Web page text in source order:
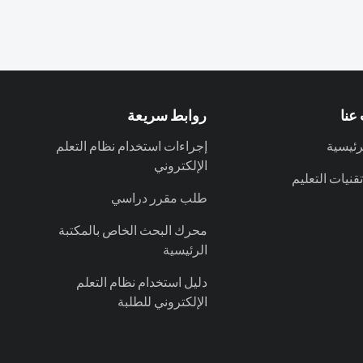
التعليم
روابط سريعة
إجراءات استخدام نظام التعلم
الإلكتروني
طلب مقرر دراسي
محرك البحث الخاص بالمكتبة
الرئيسية
دليل استخدام نظام التعلم
الإلكتروني للطلبة